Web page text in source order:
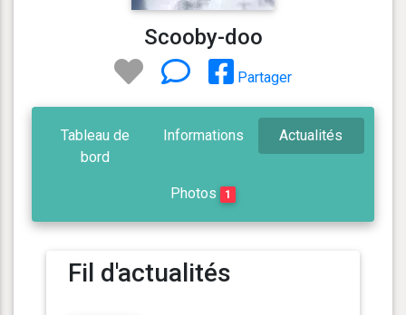
Scooby-doo
Partager
Tableau de
bord
Informations Actualités
Photos 1
Fil d'actualités